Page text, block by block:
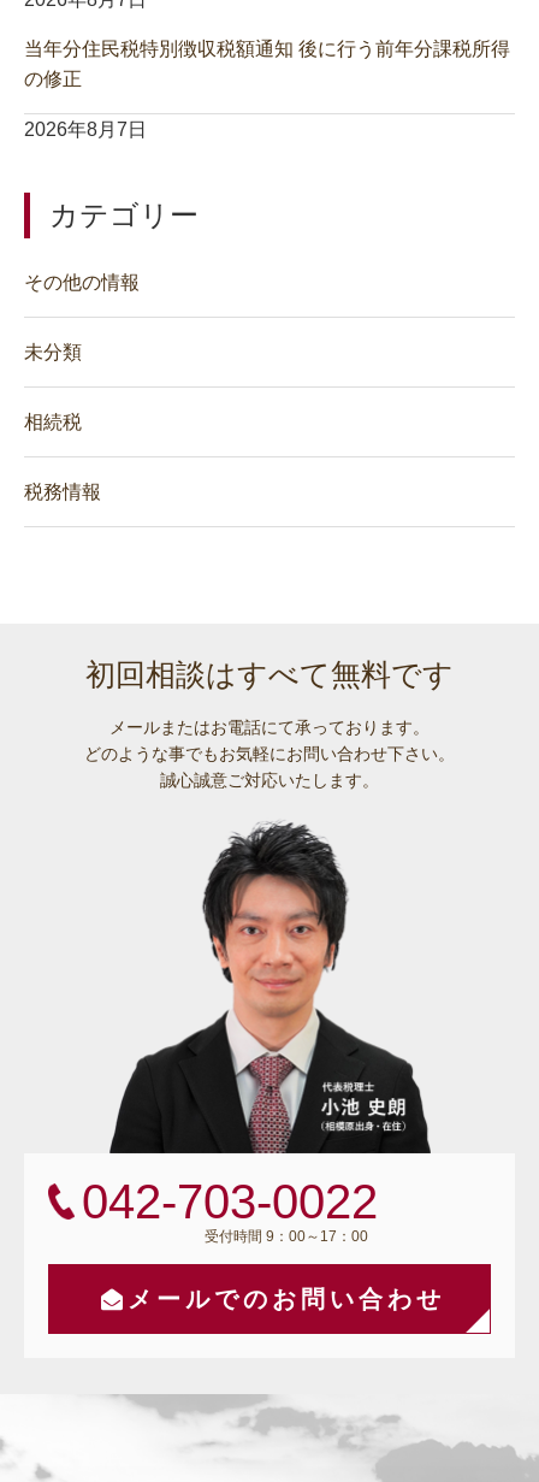
当年分住民税特別徴収税額通知 後に行う前年分課税所得
の修正
2026年8月7日
カテゴリー
その他の情報
未分類
相続税
税務情報
初回相談はすべて無料です
メールまたはお電話にて承っております。
どのような事でもお気軽にお問い合わせ下さい。
誠心誠意ご対応いたします。
042-703-0022
受付時間 9：00～17：00
メールでのお問い合わせ